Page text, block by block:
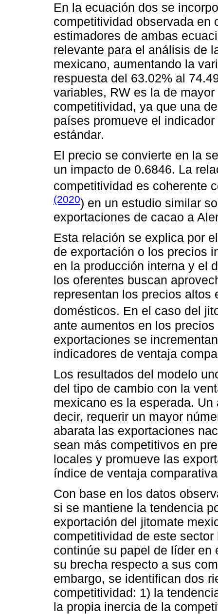
En la ecuación dos se
competitividad observada en
estimadores de ambas
relevante para el análisis de
mexicano, aumentando la
respuesta del 63.02% al
variables, RW es la de
competitividad, ya que una
países promueve el
estándar.
El precio se convierte en la
un impacto de 0.6846. La
competitividad es coherente
(2020) en un estudio similar
exportaciones de cacao a
Esta relación se explica por
de exportación o los precios
en la producción interna y el
los oferentes buscan
representan los precios altos
domésticos. En el caso del
ante aumentos en los
exportaciones se
indicadores de ventaja
Los resultados del modelo
del tipo de cambio con la
mexicano es la esperada.
decir, requerir un mayor
abarata las exportaciones
sean más competitivos en
locales y promueve las
índice de ventaja
Con base en los datos
si se mantiene la tendencia
exportación del jitomate
competitividad de este
continúe su papel de líder en
su brecha respecto a sus
embargo, se identifican dos
competitividad: 1) la
la propia inercia de la